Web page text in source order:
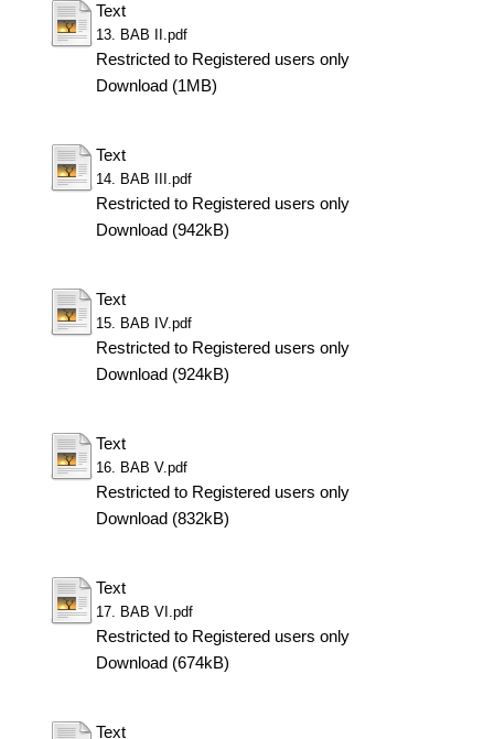
Text
13. BAB II.pdf
Restricted to Registered users only
Download (1MB)
Text
14. BAB III.pdf
Restricted to Registered users only
Download (942kB)
Text
15. BAB IV.pdf
Restricted to Registered users only
Download (924kB)
Text
16. BAB V.pdf
Restricted to Registered users only
Download (832kB)
Text
17. BAB VI.pdf
Restricted to Registered users only
Download (674kB)
Text